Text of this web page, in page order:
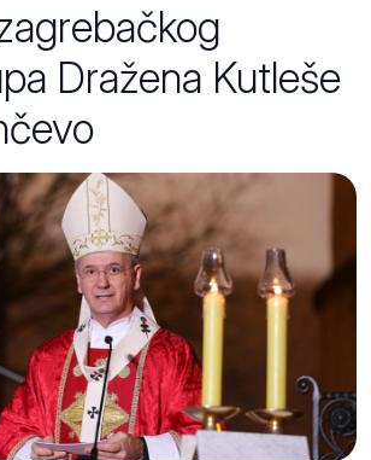
Dražena Kutleše